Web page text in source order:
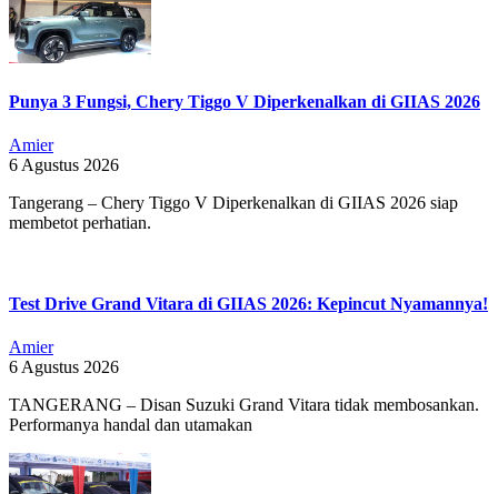
Punya 3 Fungsi, Chery Tiggo V Diperkenalkan di GIIAS 2026
Amier
6 Agustus 2026
Tangerang – Chery Tiggo V Diperkenalkan di GIIAS 2026 siap
membetot perhatian.
Test Drive Grand Vitara di GIIAS 2026: Kepincut Nyamannya!
Amier
6 Agustus 2026
TANGERANG – Disan Suzuki Grand Vitara tidak membosankan.
Performanya handal dan utamakan